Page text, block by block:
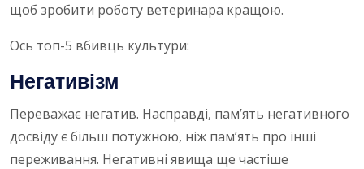
щоб зробити роботу ветеринара кращою.
Ось топ-5 вбивць культури:
Негативізм
Переважає негатив. Насправді, пам’ять негативного
досвіду є більш потужною, ніж пам’ять про інші
переживання. Негативні явища ще частіше